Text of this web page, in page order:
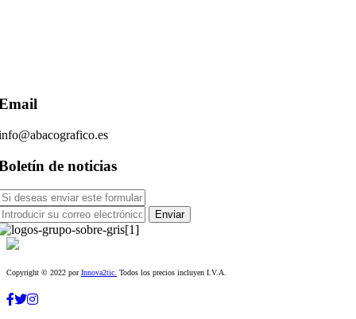
de noticias
Copyright © 2022 porInnova2tic. Todos los precios incluyen I.V.A.